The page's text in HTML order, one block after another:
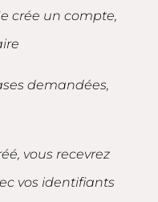
crée un compte,
demandées,
vous recevrez
vos identifiants